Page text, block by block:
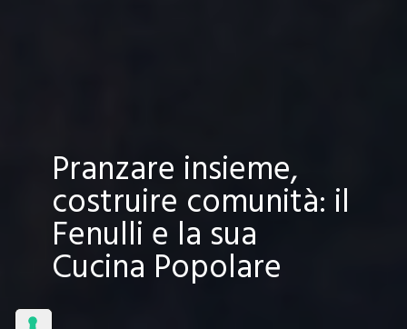
Pranzare insieme,
costruire comunità: il
Fenulli e la sua
Cucina Popolare